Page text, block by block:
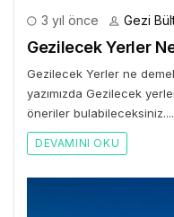
3 yıl önce Gezi
Gezilecek Yerler
Gezilecek Yerler ne
yazımızda Gezilecek
öneriler bulabileceksiniz....
DEVAMINI OKU